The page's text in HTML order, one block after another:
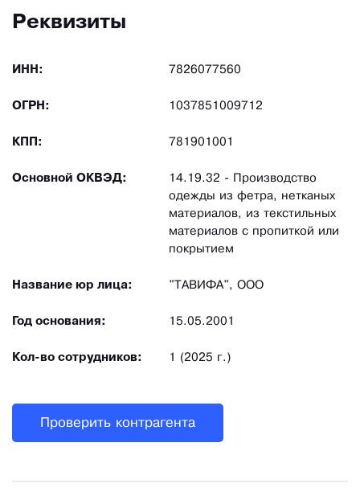
Реквизиты
ИНН: 7826077560
ОГРН: 1037851009712
КПП: 781901001
Основной ОКВЭД:
14.19.32 - Производство
одежды из фетра, нетканых
материалов, из текстильных
материалов с пропиткой или
покрытием
Название юр лица: "ТАВИФА", ООО
Год основания: 15.05.2001
Кол-во сотрудников: 1 (2025 г.)
Проверить контрагента